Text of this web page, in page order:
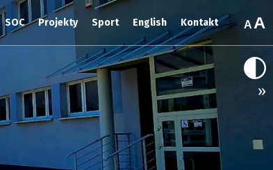
»
SOC Projekty Sport English Kontakt